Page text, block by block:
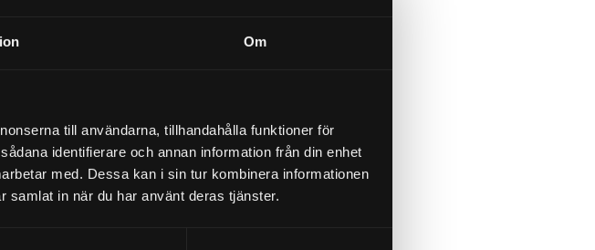
Om
till användarna, tillhandahålla funktioner för
identifierare och annan information från din enhet
med. Dessa kan i sin tur kombinera informationen
samlat in när du har använt deras tjänster.
Panelfilter
21-0194